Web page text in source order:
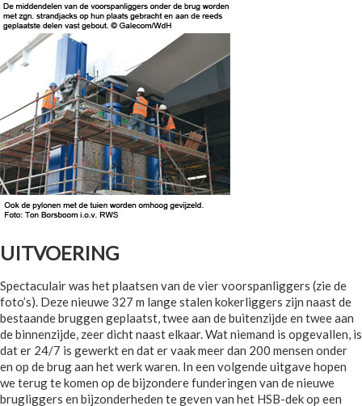
UITVOERING
Spectaculair was het plaatsen van de vier voorspanliggers (zie de
foto’s). Deze nieuwe 327 m lange stalen kokerliggers zijn naast de
bestaande bruggen geplaatst, twee aan de buitenzijde en twee aan
de binnenzijde, zeer dicht naast elkaar. Wat niemand is opgevallen, is
dat er 24/7 is gewerkt en dat er vaak meer dan 200 mensen onder
en op de brug aan het werk waren. In een volgende uitgave hopen
we terug te komen op de bijzondere funderingen van de nieuwe
brugliggers en bijzonderheden te geven van het HSB-dek op een